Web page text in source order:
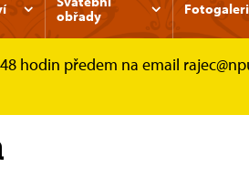
obřady
hodin předem na email